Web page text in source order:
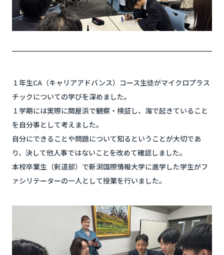
１年生CA（キャリアアドバンス）コース生徒がマイクロプラス
チックについての学びを深めました。
１学期には実際に関屋浜で観察・検証し、海で起きていること
を自分事として考えました。
自分にできることや問題について知るということが大切であ
り、決して他人事ではないことを改めて確認しました。
本校卒業生（剣道部）で新潟国際情報大学に進学した学生がフ
ァシリテーターの一人として授業を行いました。